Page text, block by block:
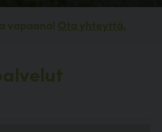
vapaana! Ota yhteyttä.